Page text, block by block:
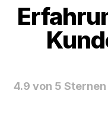
4.9 von 5 Sternen